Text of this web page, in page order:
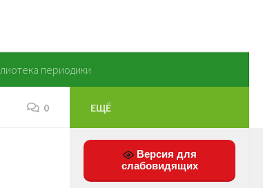
периодики
0 ЕЩЁ
Версия для
слабовидящих